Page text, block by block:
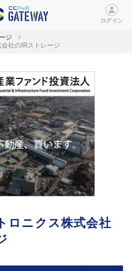
ログイン
ジ
社のIRストレージ
ロニクス株式会社